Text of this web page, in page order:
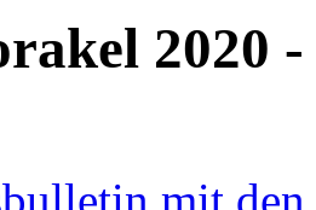
2020
mit den